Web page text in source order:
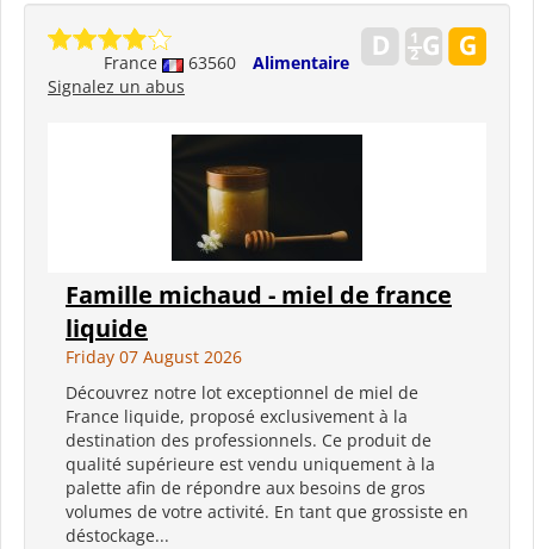
France 63560
Alimentaire
Signalez un abus
Famille michaud - miel de france
liquide
Friday 07 August 2026
Découvrez notre lot exceptionnel de miel de
France liquide, proposé exclusivement à la
destination des professionnels. Ce produit de
qualité supérieure est vendu uniquement à la
palette afin de répondre aux besoins de gros
volumes de votre activité. En tant que grossiste en
déstockage...